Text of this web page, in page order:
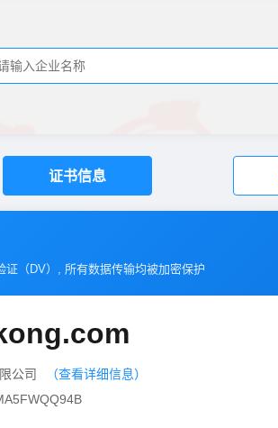
证书信息
证（ DV）, 所有数据传输均被加密保护
公司
（查看详细信息）